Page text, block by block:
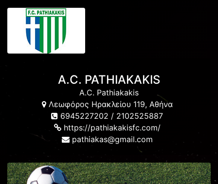
A.C. PATHIAKAKIS
A.C. Pathiakakis
Λεωφόρος Ηρακλείου 119, Αθήνα
6945227202 / 2102525887
https://pathiakakisfc.com/
pathiakas@gmail.com